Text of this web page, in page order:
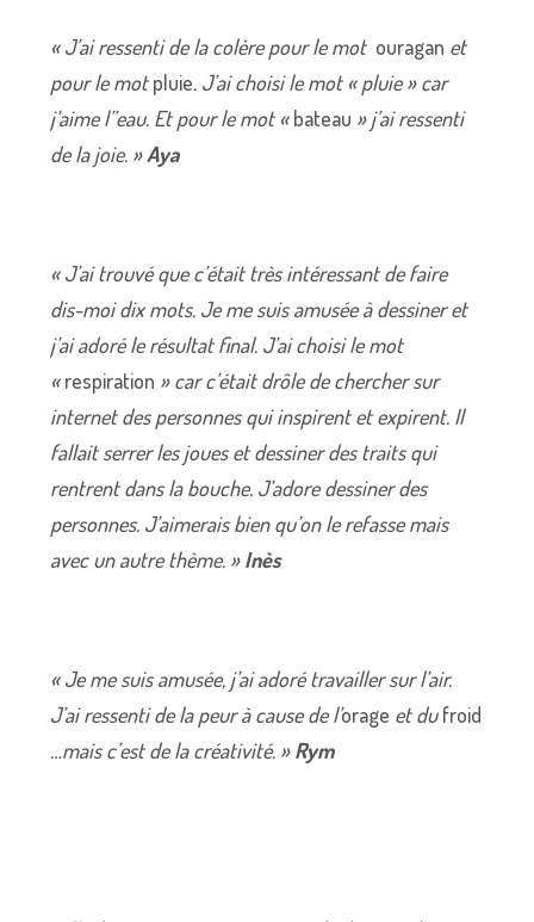
« J’ai ressenti de la colère pour le mot ouragan et
pour le motpluie. J’ai choisi le mot « pluie » car
j’aime l’’eau. Et pour le mot «bateau » j’ai ressenti
de la joie. »Aya
« J’ai trouvé que c’était très intéressant de faire
dis-moi dix mots. Je me suis amusée à dessiner et
j’ai adoré le résultat final. J’ai choisi le mot
«respiration » car c’était drôle de chercher sur
internet des personnes qui inspirent et expirent. Il
fallait serrer les joues et dessiner des traits qui
rentrent dans la bouche. J’adore dessiner des
personnes. J’aimerais bien qu’on le refasse mais
avec un autre thème. »Inès
« Je me suis amusée, j’ai adoré travailler sur l’air.
J’ai ressenti de la peur à cause de l’orage et dufroid
…mais c’est de la créativité. »Rym